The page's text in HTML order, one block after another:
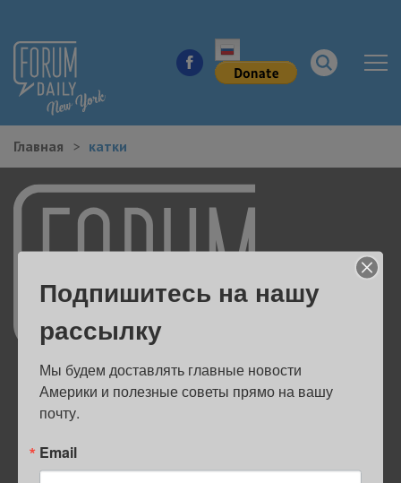
КУДА ПОЙТИ В ГОРОДЕ
ЗДОРОВЬЕ
РАБОТА И БИЗНЕС
ЖИЛЬЕ
ОБРАЗОВАНИЕ
Главная катки
Подпишитесь на нашу
рассылку
Мы будем доставлять главные новости
Америки и полезные советы прямо на вашу
почту.
Email